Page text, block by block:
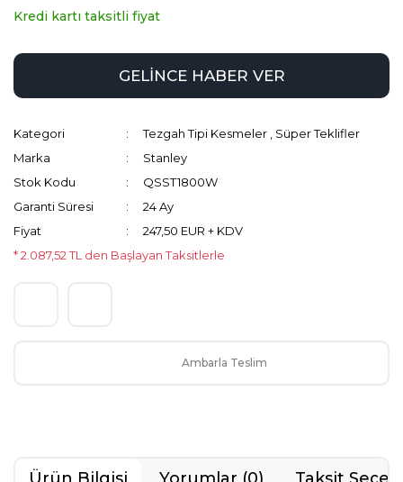
Kredi kartı taksitli fiyat
GELİNCE HABER VER
Kategori Tezgah Tipi Kesmeler
Süper Teklifler
Marka
Stanley
Stok Kodu
QSST1800W
Garanti Süresi
24 Ay
Fiyat
247,50 EUR + KDV
* 2.087,52 TL den Başlayan Taksitlerle
Ambarla Teslim